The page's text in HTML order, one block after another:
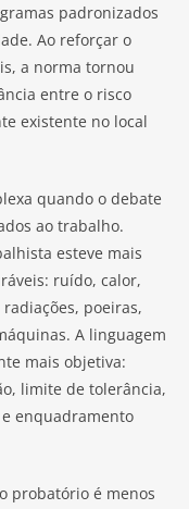
padronizados
Ao reforçar o
a norma tornou
entre o risco
existente no local
quando o debate
ao trabalho.
esteve mais
ruído, calor,
poeiras,
A linguagem
mais objetiva:
limite de tolerância,
e enquadramento
probatório é menos